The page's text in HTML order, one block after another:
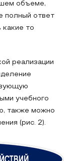
объеме,
полный ответ
какие то
реализации
учебного
также можно
(рис. 2).